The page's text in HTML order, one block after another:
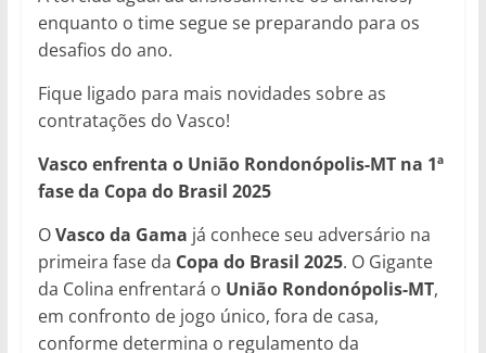
enquanto o time segue se preparando para os
desafios do ano.
Fique ligado para mais novidades sobre as
contratações do Vasco!
Vasco enfrenta o União Rondonópolis-MT na 1ª
fase da Copa do Brasil 2025
OVasco da Gama já conhece seu adversário na
primeira fase da Copa do Brasil 2025. O Gigante
da Colina enfrentará o União Rondonópolis-MT,
em confronto de jogo único, fora de casa,
conforme determina o regulamento da